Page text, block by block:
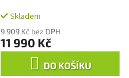
Skladem
9 909 Kč bez DPH
11 990 Kč
DO KOŠÍKU